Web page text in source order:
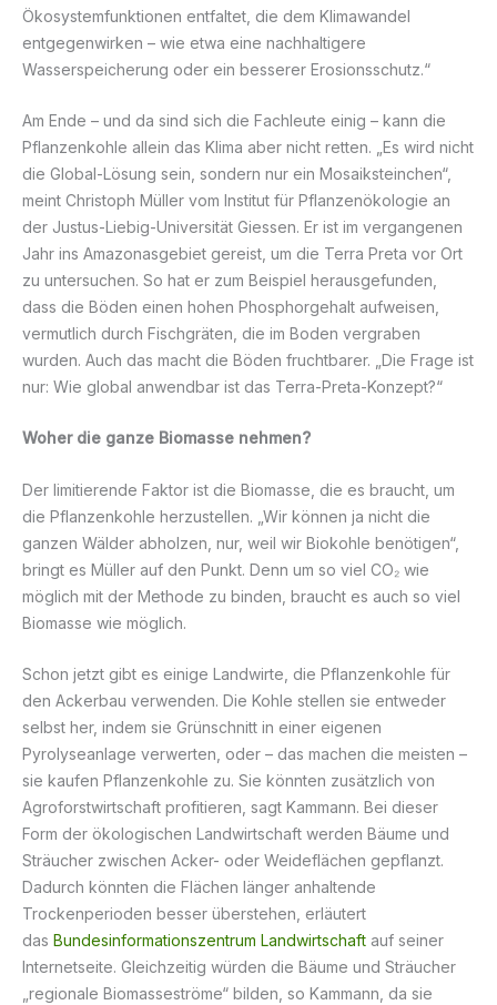
Ökosystemfunktionen entfaltet, die dem Klimawandel
entgegenwirken – wie etwa eine nachhaltigere
Wasserspeicherung oder ein besserer Erosionsschutz.“
Am Ende – und da sind sich die Fachleute einig – kann die
Pflanzenkohle allein das Klima aber nicht retten. „Es wird nicht
die Global-Lösung sein, sondern nur ein Mosaiksteinchen“,
meint Christoph Müller vom Institut für Pflanzenökologie an
der Justus-Liebig-Universität Giessen. Er ist im vergangenen
Jahr ins Amazonasgebiet gereist, um die Terra Preta vor Ort
zu untersuchen. So hat er zum Beispiel herausgefunden,
dass die Böden einen hohen Phosphorgehalt aufweisen,
vermutlich durch Fischgräten, die im Boden vergraben
wurden. Auch das macht die Böden fruchtbarer. „Die Frage ist
nur: Wie global anwendbar ist das Terra-Preta-Konzept?“
Woher die ganze Biomasse nehmen?
Der limitierende Faktor ist die Biomasse, die es braucht, um
die Pflanzenkohle herzustellen. „Wir können ja nicht die
ganzen Wälder abholzen, nur, weil wir Biokohle benötigen“,
bringt es Müller auf den Punkt. Denn um so viel CO₂ wie
möglich mit der Methode zu binden, braucht es auch so viel
Biomasse wie möglich.
Schon jetzt gibt es einige Landwirte, die Pflanzenkohle für
den Ackerbau verwenden. Die Kohle stellen sie entweder
selbst her, indem sie Grünschnitt in einer eigenen
Pyrolyseanlage verwerten, oder – das machen die meisten –
sie kaufen Pflanzenkohle zu. Sie könnten zusätzlich von
Agroforstwirtschaft profitieren, sagt Kammann. Bei dieser
Form der ökologischen Landwirtschaft werden Bäume und
Sträucher zwischen Acker- oder Weideflächen gepflanzt.
Dadurch könnten die Flächen länger anhaltende
Trockenperioden besser überstehen, erläutert
das Bundesinformationszentrum Landwirtschaft auf seiner
Internetseite. Gleichzeitig würden die Bäume und Sträucher
„regionale Biomasseströme“ bilden, so Kammann, da sie